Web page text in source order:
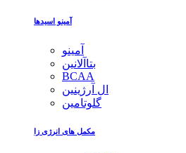
آمینو اسیدها
آمینو
بتاآلانین
BCAA
ال آرژینین
گلوتامین
مکمل های انرژی زا